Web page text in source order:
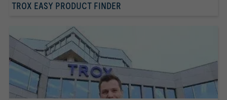
TROX EASY PRODUCT FINDER